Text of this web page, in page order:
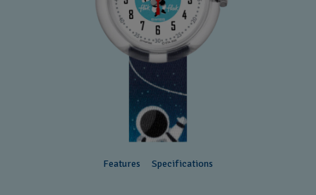
Features Specifications